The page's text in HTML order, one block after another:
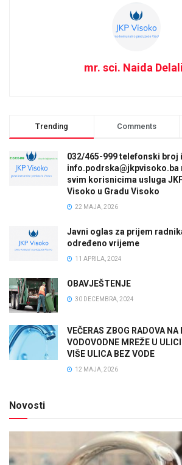
mr. sci. Naida
Trending Comments
032/465-999 telefonski broj
info.podrska@jkpvisoko.ba
svim korisnicima usluga
Visoko u Gradu Visoko
22 MAJA, 2026
Javni oglas za prijem
određeno vrijeme
11 APRILA, 2024
OBAVJEŠTENJE
30 DECEMBRA, 2024
VEČERAS ZBOG RADOVA NA
VODOVODNE MREŽE U
VIŠE ULICA BEZ VODE
12 MAJA, 2026
Novosti